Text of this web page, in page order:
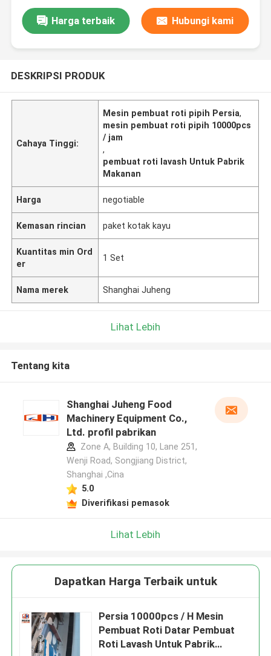
Harga terbaik Hubungi kami
DESKRIPSI PRODUK
Cahaya Tinggi:
Mesin pembuat roti pipih Persia,
mesin pembuat roti pipih 10000pcs
/ jam
,
pembuat roti lavash Untuk Pabrik
Makanan
Harga negotiable
Kemasan rincian paket kotak kayu
Kuantitas min Ord
er
1 Set
Nama merek Shanghai Juheng
Lihat Lebih
Tentang kita
Shanghai Juheng Food
Machinery Equipment Co.,
Ltd. profil pabrikan
Zone A, Building 10, Lane 251,
Wenji Road, Songjiang District,
Shanghai ,Cina
5.0
Diverifikasi pemasok
Lihat Lebih
Dapatkan Harga Terbaik untuk
Persia 10000pcs / H Mesin
Pembuat Roti Datar Pembuat
Roti Lavash Untuk Pabrik